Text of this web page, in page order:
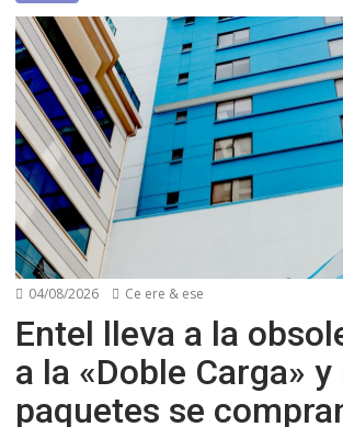
04/08/2026 Ce ere & ese
Entel lleva a la
a la «Doble Carga»
paquetes se